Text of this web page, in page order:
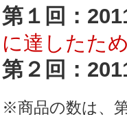
第１回：
に達したた
第２回：
※商品の数は、